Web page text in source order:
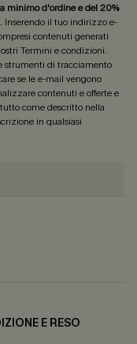
minimo d'ordine e del 20%
Inserendo il tuo indirizzo e-
contenuti generati
Termini e condizioni.
strumenti di tracciamento
se le e-mail vengono
contenuti e offerte e
come descritto nella
in qualsiasi
E RESO